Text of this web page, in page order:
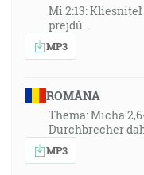
Mi 2:13:
prejdú…
MP3
ROMÂNA
Thema: Micha
Durchbrecher
MP3